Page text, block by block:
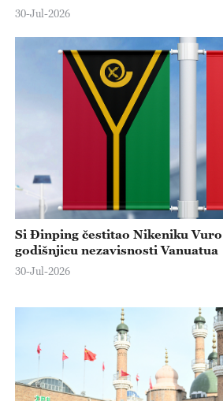
30-Jul-2026
Si Đinping čestitao Nikeniku
godišnjicu nezavisnosti Vanuatua
30-Jul-2026